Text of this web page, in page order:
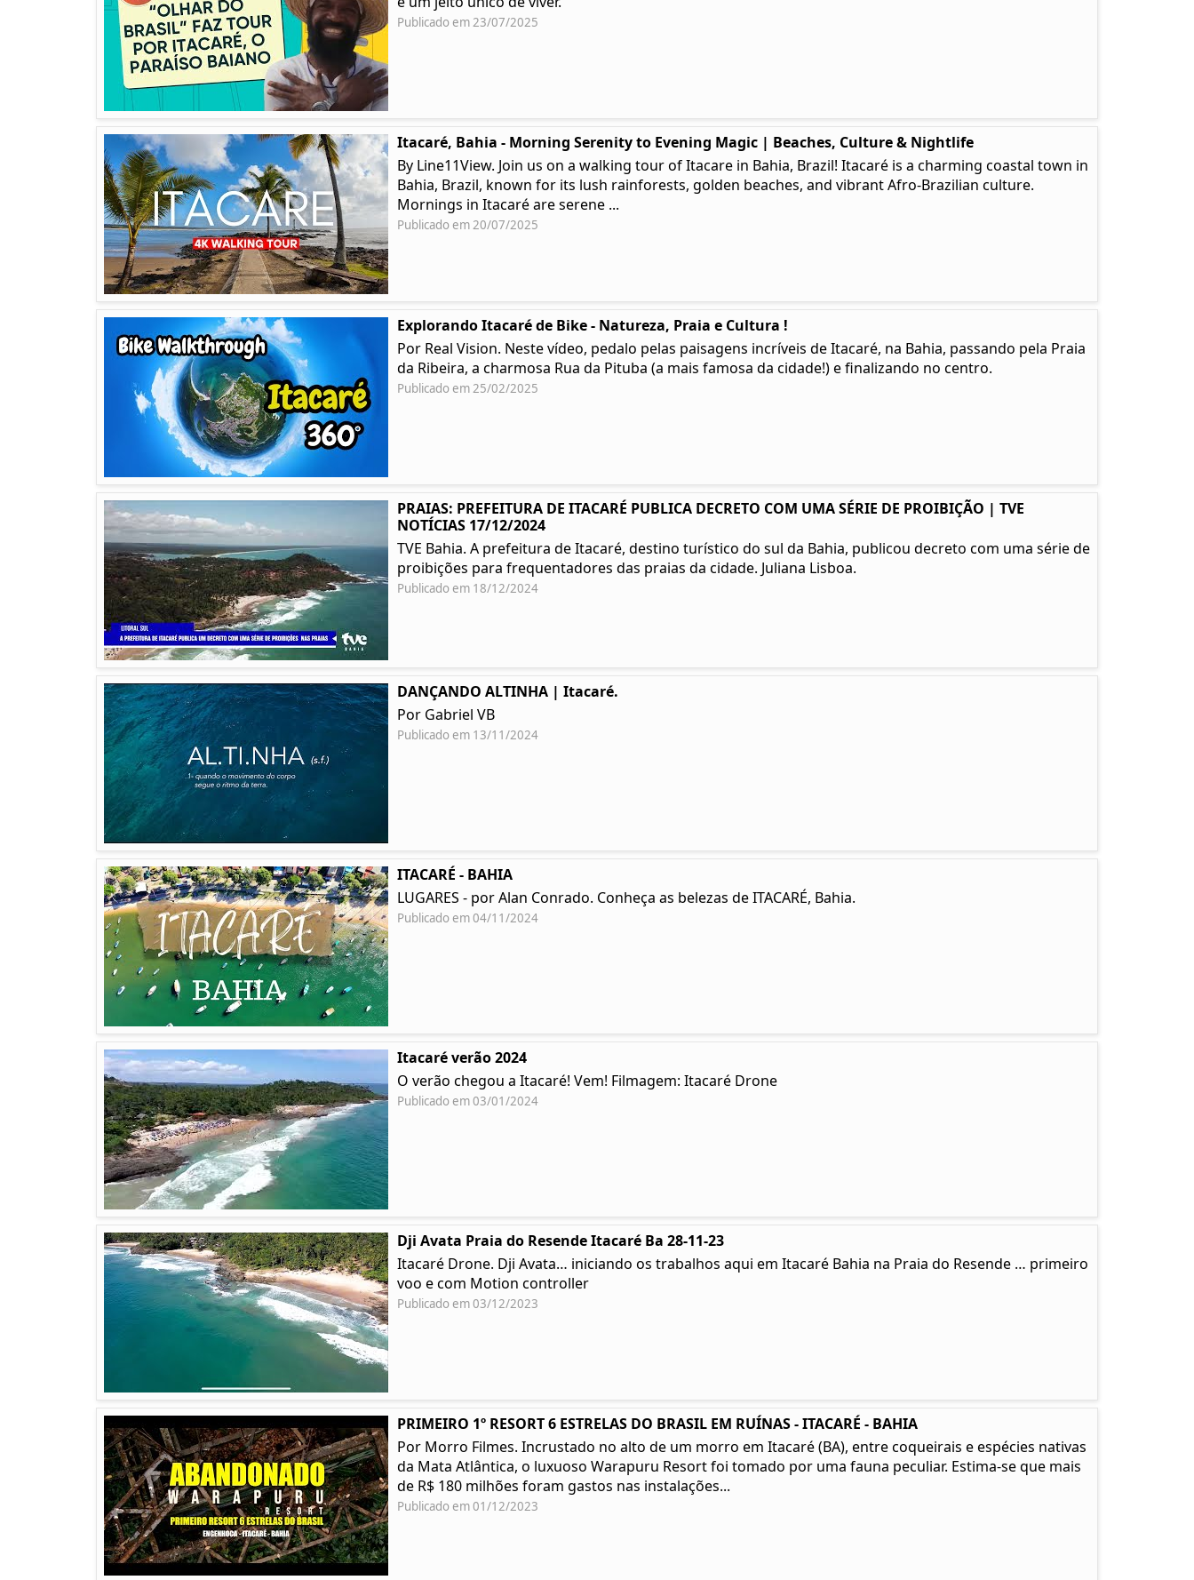
Publicado em 23/07/2025
Itacaré, Bahia - Morning Serenity to Evening Magic | Beaches, Culture & Nightlife
By Line11View. Join us on a walking tour of Itacare in Bahia, Brazil! Itacaré is a charming coastal town in
Bahia, Brazil, known for its lush rainforests, golden beaches, and vibrant Afro-Brazilian culture.
Mornings in Itacaré are serene ...
Publicado em 20/07/2025
Explorando Itacaré de Bike - Natureza, Praia e Cultura !
Por Real Vision. Neste vídeo, pedalo pelas paisagens incríveis de Itacaré, na Bahia, passando pela Praia
da Ribeira, a charmosa Rua da Pituba (a mais famosa da cidade!) e finalizando no centro.
Publicado em 25/02/2025
PRAIAS: PREFEITURA DE ITACARÉ PUBLICA DECRETO COM UMA SÉRIE DE PROIBIÇÃO | TVE
NOTÍCIAS 17/12/2024
TVE Bahia. A prefeitura de Itacaré, destino turístico do sul da Bahia, publicou decreto com uma série de
proibições para frequentadores das praias da cidade. Juliana Lisboa.
Publicado em 18/12/2024
DANÇANDO ALTINHA | Itacaré.
Por Gabriel VB
Publicado em 13/11/2024
ITACARÉ - BAHIA
LUGARES - por Alan Conrado. Conheça as belezas de ITACARÉ, Bahia.
Publicado em 04/11/2024
Itacaré verão 2024
O verão chegou a Itacaré! Vem! Filmagem: Itacaré Drone
Publicado em 03/01/2024
Dji Avata Praia do Resende Itacaré Ba 28-11-23
Itacaré Drone. Dji Avata… iniciando os trabalhos aqui em Itacaré Bahia na Praia do Resende … primeiro
voo e com Motion controller
Publicado em 03/12/2023
PRIMEIRO 1º RESORT 6 ESTRELAS DO BRASIL EM RUÍNAS - ITACARÉ - BAHIA
Por Morro Filmes. Incrustado no alto de um morro em Itacaré (BA), entre coqueirais e espécies nativas
da Mata Atlântica, o luxuoso Warapuru Resort foi tomado por uma fauna peculiar. Estima-se que mais
de R$ 180 milhões foram gastos nas instalações...
Publicado em 01/12/2023